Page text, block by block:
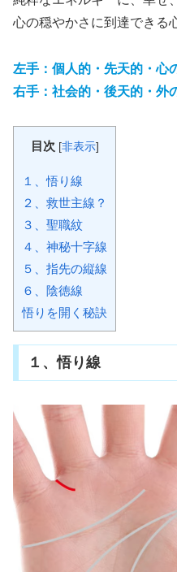
心の穏やかさに到達できる
左手：個人的・先天的・心
右手：社会的・後天的・外
目次 [非表示]
１、悟り線
２、救世主線？
３、聖職紋
４、神秘十字線
５、指先の縦線
６、陰徳線
悟りを開く秘訣
１、悟り線